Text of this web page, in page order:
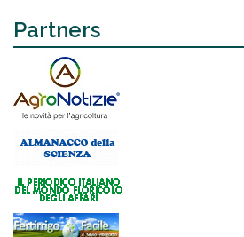
Partners